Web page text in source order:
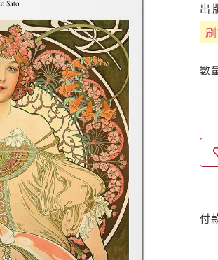
出
刷
數
付